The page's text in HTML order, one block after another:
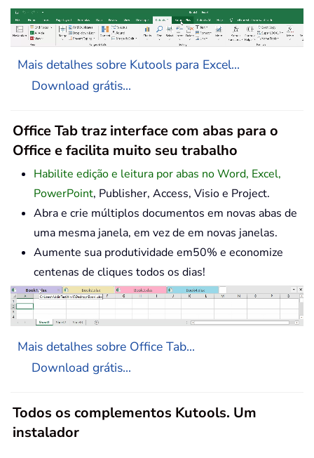
Mais detalhes sobre Kutools para Excel...
Download grátis...
Office Tab traz interface com abas para o
Office e facilita muito seu trabalho
Habilite edição e leitura por abas no Word, Excel,
PowerPoint, Publisher, Access, Visio e Project.
Abra e crie múltiplos documentos em novas abas de
uma mesma janela, em vez de em novas janelas.
Aumente sua produtividade em50% e economize
centenas de cliques todos os dias!
Mais detalhes sobre Office Tab...
Download grátis...
Todos os complementos Kutools. Um
instalador